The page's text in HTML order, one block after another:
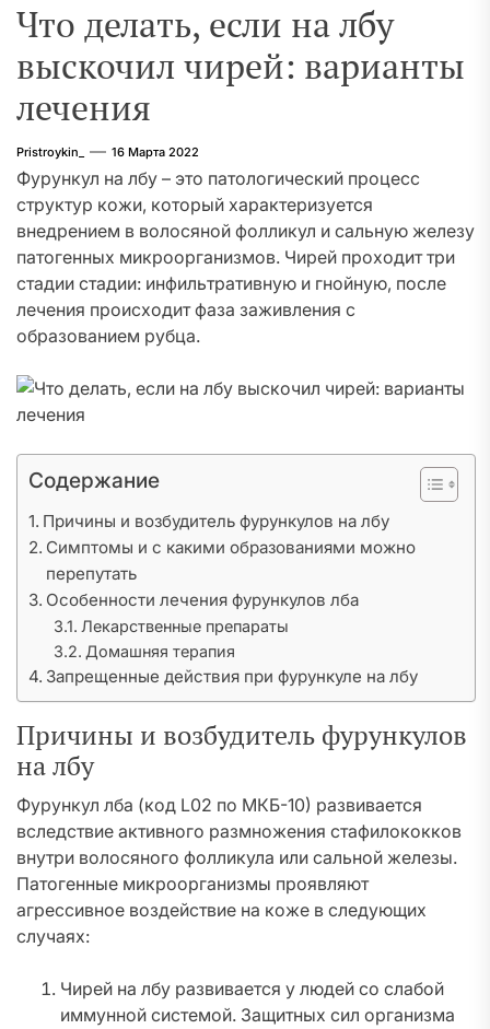
Что делать, если на лбу
выскочил чирей: варианты
лечения
Pristroykin_ 16 Марта 2022
Фурункул на лбу – это патологический процесс
структур кожи, который характеризуется
внедрением в волосяной фолликул и сальную железу
патогенных микроорганизмов. Чирей проходит три
стадии стадии: инфильтративную и гнойную, после
лечения происходит фаза заживления с
образованием рубца.
Содержание
Причины и возбудитель фурункулов на лбу
Симптомы и с какими образованиями можно
перепутать
Особенности лечения фурункулов лба
Лекарственные препараты
Домашняя терапия
Запрещенные действия при фурункуле на лбу
Причины и возбудитель фурункулов
на лбу
Фурункул лба (код L02 по МКБ-10) развивается
вследствие активного размножения стафилококков
внутри волосяного фолликула или сальной железы.
Патогенные микроорганизмы проявляют
агрессивное воздействие на коже в следующих
случаях:
Чирей на лбу развивается у людей со слабой
иммунной системой. Защитных сил организма